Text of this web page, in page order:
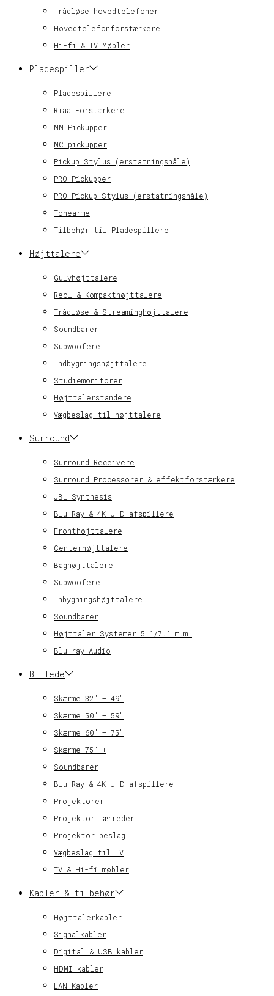
Trådløse hovedtelefoner
Hovedtelefonforstærkere
Hi-fi & TV Møbler
Pladespiller
Pladespillere
Riaa Forstærkere
MM Pickupper
MC pickupper
Pickup Stylus (erstatningsnåle)
PRO Pickupper
PRO Pickup Stylus (erstatningsnåle)
Tonearme
Tilbehør til Pladespillere
Højttalere
Gulvhøjttalere
Reol & Kompakthøjttalere
Trådløse & Streaminghøjttalere
Soundbarer
Subwoofere
Indbygningshøjttalere
Studiemonitorer
Højttalerstandere
Vægbeslag til højttalere
Surround
Surround Receivere
Surround Processorer & effektforstærkere
JBL Synthesis
Blu-Ray & 4K UHD afspillere
Fronthøjttalere
Centerhøjttalere
Baghøjttalere
Subwoofere
Inbygningshøjttalere
Soundbarer
Højttaler Systemer 5.1/7.1 m.m.
Blu-ray Audio
Billede
Skærme 32″ – 49″
Skærme 50″ – 59″
Skærme 60″ – 75″
Skærme 75″ +
Soundbarer
Blu-Ray & 4K UHD afspillere
Projektorer
Projektor Lærreder
Projektor beslag
Vægbeslag til TV
TV & Hi-fi møbler
Kabler & tilbehør
Højttalerkabler
Signalkabler
Digital & USB kabler
HDMI kabler
LAN Kabler